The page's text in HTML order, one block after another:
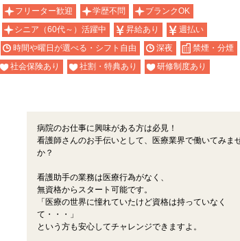
フリーター歓迎 学歴不問
ブランクOK
シニア（60代～）活躍中 昇給あり
週払い
時間や曜日が選べる・シフト自由 深夜
禁煙・分煙
社会保険あり 社割・特典あり
研修制度あり
病院のお仕事に興味がある方は必見！
看護師さんのお手伝いとして、医療業界で働いてみま
か？
看護助手の業務は医療行為がなく、
無資格からスタート可能です。
「医療の世界に憧れていたけど資格は持っていなく
て・・・」
という方も安心してチャレンジできますよ。